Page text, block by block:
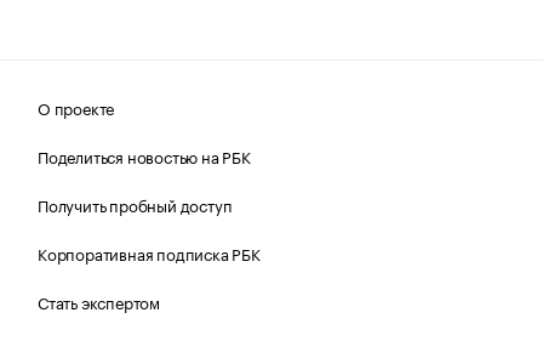
О проекте
Поделиться новостью на РБК
Получить пробный доступ
Корпоративная подписка РБК
Стать экспертом